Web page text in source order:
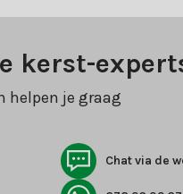
kerst-
helpen je graag
Chat via de